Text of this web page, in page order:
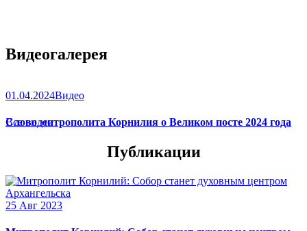
Видеогалерея
01.04.2024Видео
Слово митрополита Корнилия о Великом посте 2024 года
Все видео
Публикации
25 Авг 2023